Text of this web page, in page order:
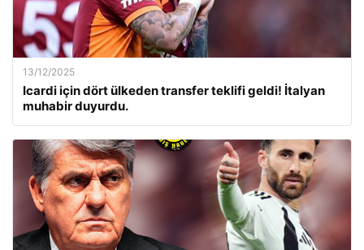
13/12/2025
Icardi için dört ülkeden transfer teklifi geldi! İtalyan
muhabir duyurdu.